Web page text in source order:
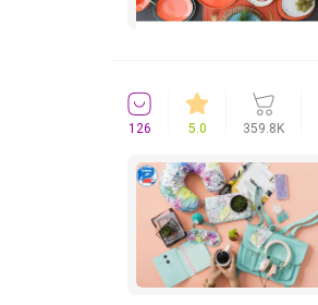
126 5.0 359.8K